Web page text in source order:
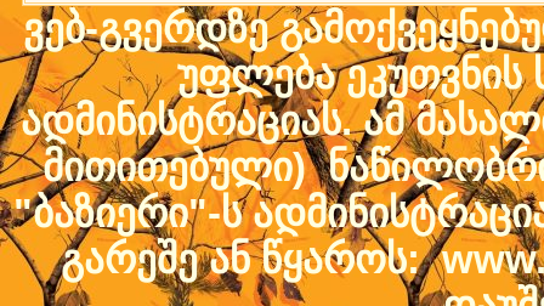
ვებ-გვერდზე
უფლება ეკუთვნის
ადმინისტრაციას. ამ
მითითებული)
"ბაზიერი"-ს
გარეშე ან წყაროს: